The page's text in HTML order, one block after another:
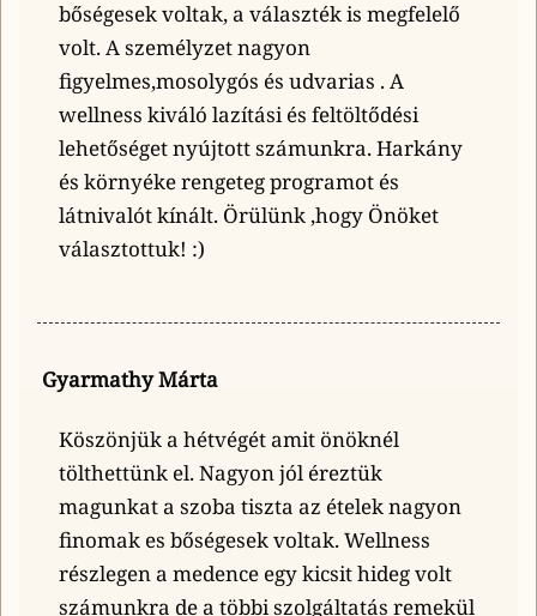
bőségesek voltak, a választék is megfelelő
volt. A személyzet nagyon
figyelmes,mosolygós és udvarias . A
wellness kiváló lazítási és feltöltődési
lehetőséget nyújtott számunkra. Harkány
és környéke rengeteg programot és
látnivalót kínált. Örülünk ,hogy Önöket
választottuk! :)
Gyarmathy Márta
Köszönjük a hétvégét amit önöknél
tölthettünk el. Nagyon jól éreztük
magunkat a szoba tiszta az ételek nagyon
finomak es bőségesek voltak. Wellness
részlegen a medence egy kicsit hideg volt
számunkra de a többi szolgáltatás remekül